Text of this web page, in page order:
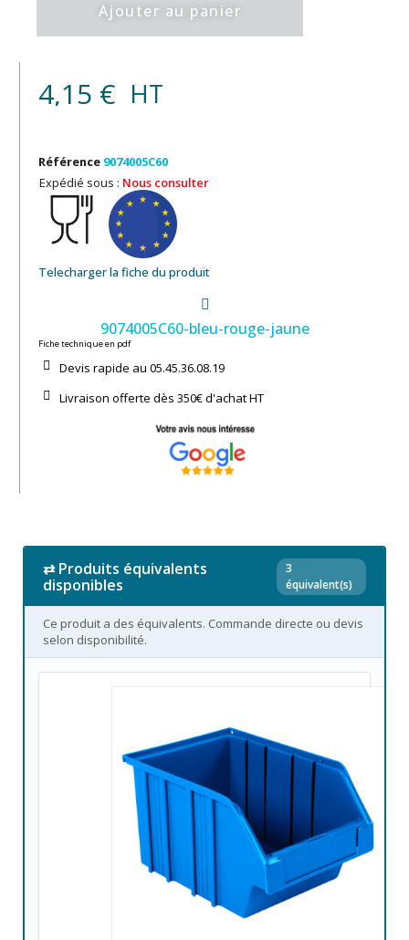
Ajouter au panier
4,15 € HT
Référence 9074005C60
Expédié sous : Nous consulter
Telecharger la fiche du produit
9074005C60-bleu-rouge-jaune
Fiche technique en pdf
Devis rapide au 05.45.36.08.19​
Livraison offerte dès 350€ d'achat​ HT
⇄ Produits équivalents
disponibles
3
équivalent(s)
Ce produit a des équivalents. Commande directe ou devis
selon disponibilité.